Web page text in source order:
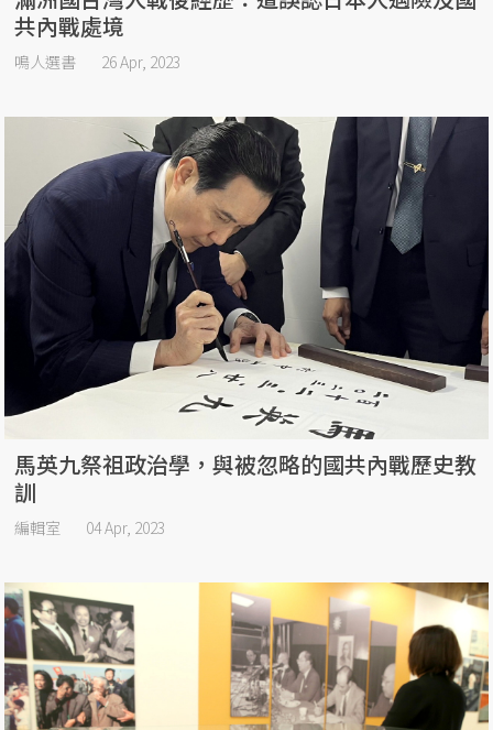
共內戰處境
鳴人選書 26 Apr, 2023
馬英九祭祖政治學，與被忽略的國共內戰歷史教
訓
編輯室 04 Apr, 2023